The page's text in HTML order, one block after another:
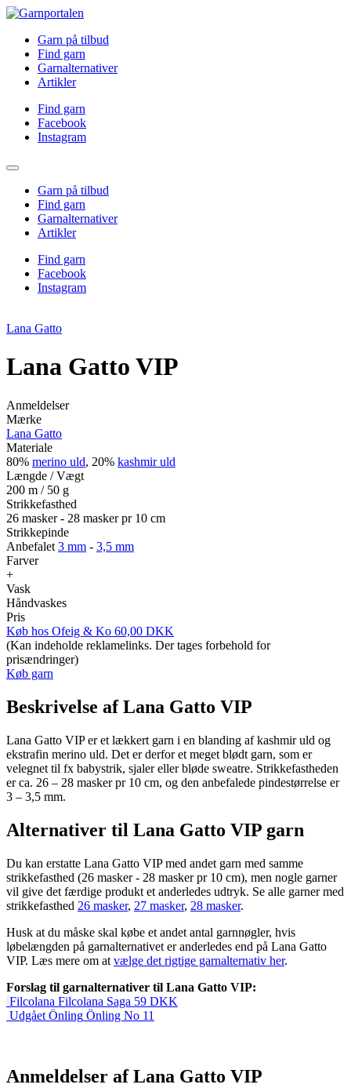
Garn på tilbud
Find garn
Garnalternativer
Artikler
Find garn
Facebook
Instagram
Garn på tilbud
Find garn
Garnalternativer
Artikler
Find garn
Facebook
Instagram
Lana Gatto
Lana Gatto VIP
Anmeldelser
Mærke
Lana Gatto
Materiale
80% merino uld, 20% kashmir uld
Længde / Vægt
200 m / 50 g
Strikkefasthed
26 masker - 28 masker pr 10 cm
Strikkepinde
Anbefalet 3 mm - 3,5 mm
Farver
+
Vask
Håndvaskes
Pris
Køb hos Ofeig & Ko 60,00 DKK
(Kan indeholde reklamelinks. Der tages forbehold for
prisændringer)
Køb garn
Beskrivelse af Lana Gatto VIP
Lana Gatto VIP er et lækkert garn i en blanding af kashmir uld og
ekstrafin merino uld. Det er derfor et meget blødt garn, som er
velegnet til fx babystrik, sjaler eller bløde sweatre. Strikkefastheden
er ca. 26 – 28 masker pr 10 cm, og den anbefalede pindestørrelse er
3 – 3,5 mm.
Alternativer til Lana Gatto VIP garn
Du kan erstatte Lana Gatto VIP med andet garn med samme
strikkefasthed (26 masker - 28 masker pr 10 cm), men nogle garner
vil give det færdige produkt et anderledes udtryk. Se alle garner med
strikkefasthed 26 masker, 27 masker, 28 masker.
Husk at du måske skal købe et andet antal garnnøgler, hvis
løbelængden på garnalternativet er anderledes end på Lana Gatto
VIP. Læs mere om at vælge det rigtige garnalternativ her.
Forslag til garnalternativer til Lana Gatto VIP:
Filcolana Filcolana Saga 59 DKK
Udgået Önling Önling No 11
Anmeldelser af Lana Gatto VIP